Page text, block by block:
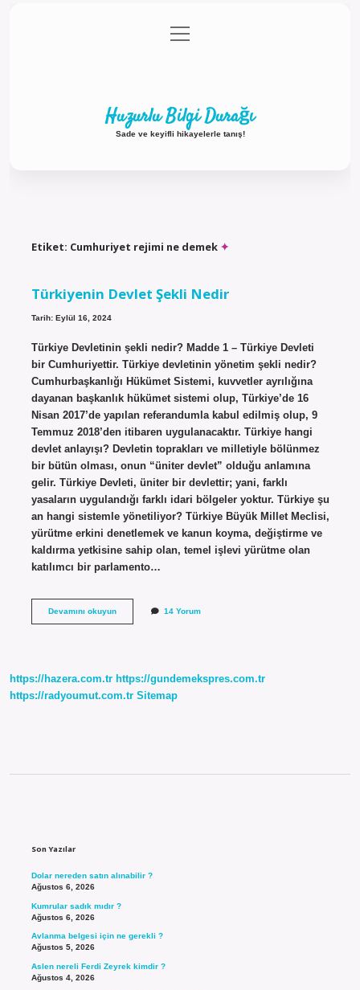
Gizlilik Politikası
menüyü
aç
Huzurlu Bilgi Durağı
Sade ve keyifli hikayelerle tanış!
Etiket: Cumhuriyet rejimi ne demek
Türkiyenin Devlet Şekli Nedir
Tarih: Eylül 16, 2024
Türkiye Devletinin şekli nedir? Madde 1 – Türkiye Devleti
bir Cumhuriyettir. Türkiye devletinin yönetim şekli nedir?
Cumhurbaşkanlığı Hükümet Sistemi, kuvvetler ayrılığına
dayanan başkanlık hükümet sistemi olup, Türkiye’de 16
Nisan 2017’de yapılan referandumla kabul edilmiş olup, 9
Temmuz 2018’den itibaren uygulanacaktır. Türkiye hangi
devlet anlayışı? Devletin toprakları ve milletiyle bölünmez
bir bütün olması, onun “üniter devlet” olduğu anlamına
gelir. Türkiye Devleti, üniter bir devlettir; yani, farklı
yasaların uygulandığı farklı idari bölgeler yoktur. Türkiye şu
an hangi sistemle yönetiliyor? Türkiye Büyük Millet Meclisi,
yürütme erkini denetlemek ve kanun koyma, değiştirme ve
kaldırma yetkisine sahip olan, temel işlevi yürütme olan
katılımcı bir parlamento…
Devamını okuyunTürkiyenin
14 Yorum
https://hazera.com.tr https://gundemekspres.com.tr
https://radyoumut.com.tr Sitemap
Son Yazılar
Dolar nereden satın alınabilir ?
Ağustos 6, 2026
Kumrular sadık mıdır ?
Ağustos 6, 2026
Avlanma belgesi için ne gerekli ?
Ağustos 5, 2026
Aslen nereli Ferdi Zeyrek kimdir ?
Ağustos 4, 2026